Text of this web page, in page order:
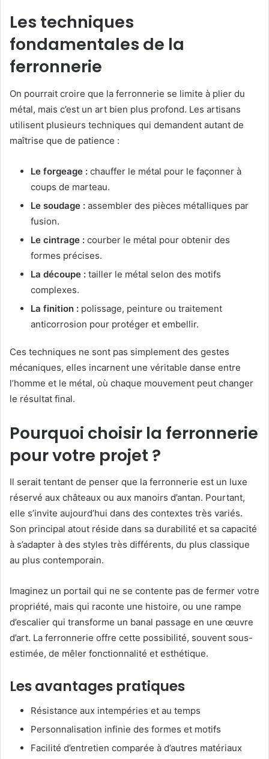
Les techniques
fondamentales de la
ferronnerie
On pourrait croire que la ferronnerie se limite à plier du
métal, mais c’est un art bien plus profond. Les artisans
utilisent plusieurs techniques qui demandent autant de
maîtrise que de patience :
Le forgeage : chauffer le métal pour le façonner à
coups de marteau.
Le soudage : assembler des pièces métalliques par
fusion.
Le cintrage : courber le métal pour obtenir des
formes précises.
La découpe : tailler le métal selon des motifs
complexes.
La finition : polissage, peinture ou traitement
anticorrosion pour protéger et embellir.
Ces techniques ne sont pas simplement des gestes
mécaniques, elles incarnent une véritable danse entre
l’homme et le métal, où chaque mouvement peut changer
le résultat final.
Pourquoi choisir la ferronnerie
pour votre projet ?
Il serait tentant de penser que la ferronnerie est un luxe
réservé aux châteaux ou aux manoirs d’antan. Pourtant,
elle s’invite aujourd’hui dans des contextes très variés.
Son principal atout réside dans sa durabilité et sa capacité
à s’adapter à des styles très différents, du plus classique
au plus contemporain.
Imaginez un portail qui ne se contente pas de fermer votre
propriété, mais qui raconte une histoire, ou une rampe
d’escalier qui transforme un banal passage en une œuvre
d’art. La ferronnerie offre cette possibilité, souvent sous-
estimée, de mêler fonctionnalité et esthétique.
Les avantages pratiques
Résistance aux intempéries et au temps
Personnalisation infinie des formes et motifs
Facilité d’entretien comparée à d’autres matériaux